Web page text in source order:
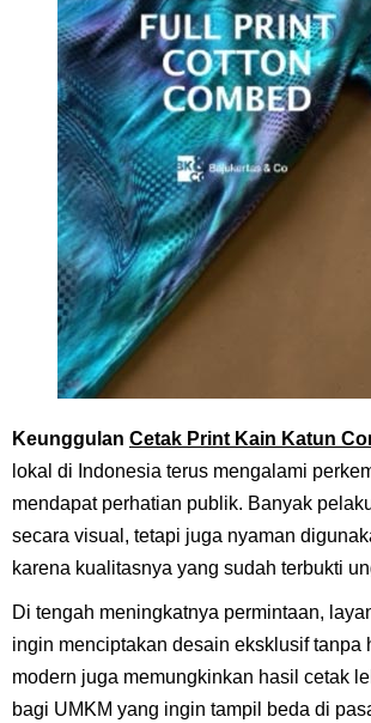
Keunggulan Cetak Print Kain Katun
lokal di Indonesia terus mengalami
mendapat perhatian publik. Banyak
secara visual, tetapi juga nyaman
karena kualitasnya yang sudah terbukti
Di tengah meningkatnya permintaan,
ingin menciptakan desain eksklusif tanpa
modern juga memungkinkan hasil cetak
bagi UMKM yang ingin tampil beda di